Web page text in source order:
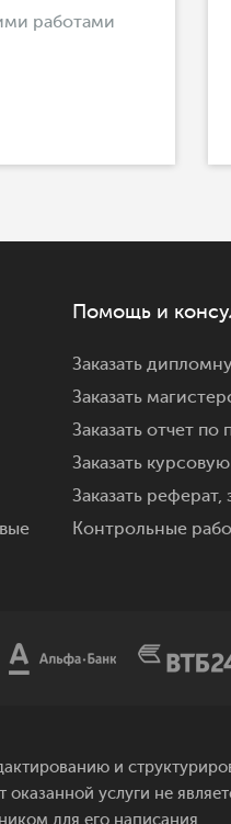
работами
Помощь и
Заказать
Заказать
Заказать отчет по
Заказать
Заказать реферат,
Контрольные
и
услуги не
для его написания.